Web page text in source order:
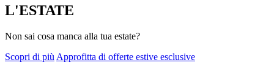
L'ESTATE
Non sai cosa manca alla tua estate?
Scopri di più Approfitta di offerte estive esclusive